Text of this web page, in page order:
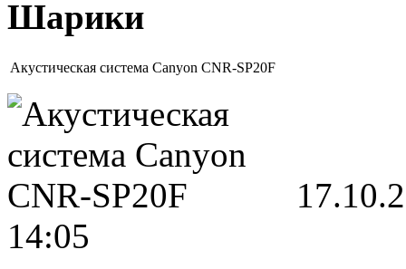
Шарики
Акустическая система Canyon CNR-SP20F
14:05